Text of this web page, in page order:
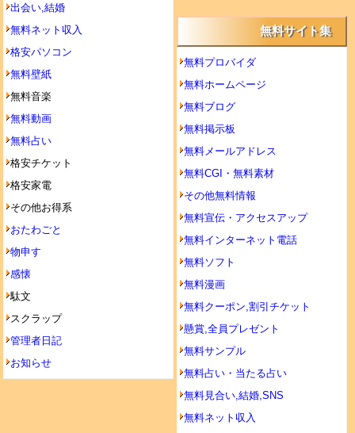
出会い,結婚
無料ネット収入
格安パソコン
無料壁紙
無料音楽
無料動画
無料占い
格安チケット
格安家電
その他お得系
おたわごと
物申す
感懐
駄文
スクラップ
管理者日記
お知らせ
無料サイト集
無料プロバイダ
無料ホームページ
無料ブログ
無料掲示板
無料メールアドレス
無料CGI・無料素材
その他無料情報
無料宣伝・アクセスアップ
無料インターネット電話
無料ソフト
無料漫画
無料クーポン,割引チケット
懸賞,全員プレゼント
無料サンプル
無料占い・当たる占い
無料見合い,結婚,SNS
無料ネット収入